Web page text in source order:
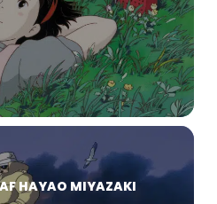
HAYAO MIYAZAKI